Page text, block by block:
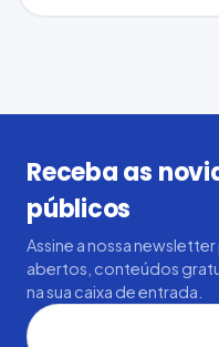
Receba as
públicos
Assine a nossa
abertos, conteúdos
na sua caixa de entrada.